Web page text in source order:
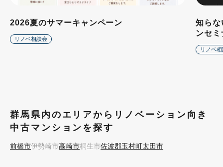
2026夏のサマーキャンペーン
リノベ相談会
知らな
ンセ
リノベ
群馬県内のエリアからリノベーション向き
中古マンションを探す
前橋市伊勢崎市高崎市桐生市佐波郡玉村町太田市